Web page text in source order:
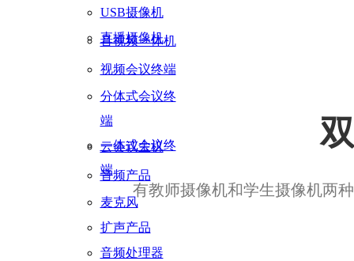
USB摄像机
直播摄像机
音视频一体机
视频会议终端
分体式会议终
端
一体式会议终
端
云会议主机
音频产品
麦克风
扩声产品
音频处理器
有教师摄像机和学生摄像机两